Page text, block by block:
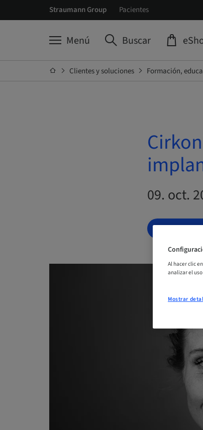
Straumann Group Pacientes
Menú Buscar
Clientes y soluciones Formación,
09. oct.
Al hacer clic
analizar el
Mostrar